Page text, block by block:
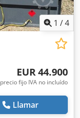
1 /4
EUR 44.900
precio fijo IVA no incluído
Llamar